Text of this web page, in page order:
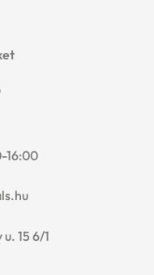
16:00
15 6/1